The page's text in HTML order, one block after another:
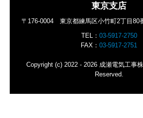
東京支店
〒176-0004 東京都練馬区小竹町2丁目
TEL： 03-5917-2750
FAX： 03-5917-2751
Copyright (c) 2022 - 2026 成瀬電気工事
Reserved.